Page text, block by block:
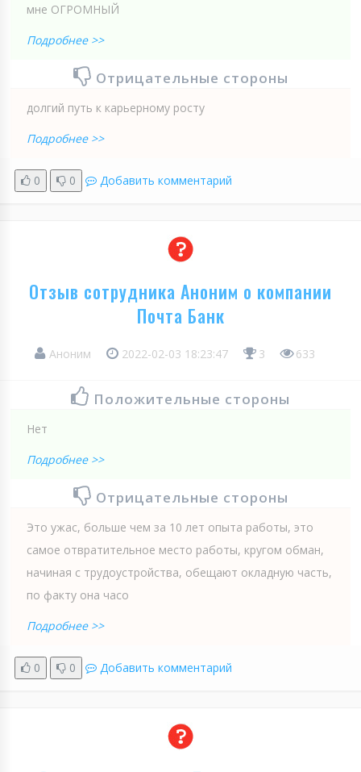
мне ОГРОМНЫЙ
Подробнее >>
Отрицательные стороны
долгий путь к карьерному росту
Подробнее >>
0 0 Добавить комментарий
Отзыв сотрудника Аноним о компании
Почта Банк
Аноним 2022-02-03 18:23:47 3 633
Положительные стороны
Нет
Подробнее >>
Отрицательные стороны
Это ужас, больше чем за 10 лет опыта работы, это
самое отвратительное место работы, кругом обман,
начиная с трудоустройства, обещают окладную часть,
по факту она часо
Подробнее >>
0 0 Добавить комментарий